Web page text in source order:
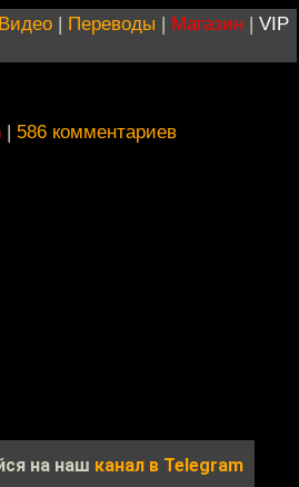
Видео | Переводы | Магазин | VIP
| 586 комментариев
на наш канал в Telegram